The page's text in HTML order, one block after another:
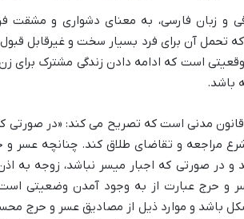
و زبان فارسی، به معنای دشواری و مشقت
تحمل آن برای فرد بسیار سخت و غیرقابل
است که ادامه دادن زندگی مشترک
باشد.
مبنای قانونی این مفهوم، ماده ۱۱۳۰ قانون مدنی است که تصریح
مراجعه و تقاضای طلاق کند. چنانچه عسر و
و در صورتی که اجبار میسر نباشد، زوجه به
و حرج عبارت از به وجود آمدن وضعیتی است
باشد و موارد ذیل از مصادیق عسر و حرج